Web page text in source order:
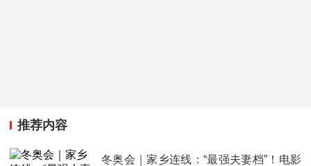
推荐内容
冬奥会｜家乡连线：“最强夫妻档”！电影